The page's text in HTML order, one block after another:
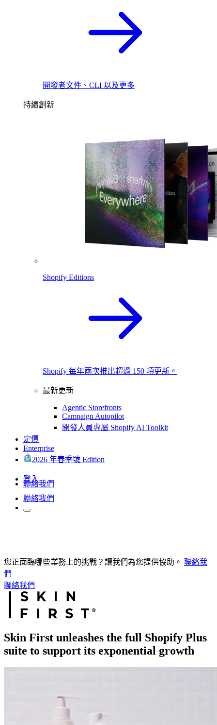
開發者文件、CLI 以及更多
持續創新
Shopify Editions
Shopify 每年兩次推出超過 150 項更新。
最新更新
Agentic Storefronts
Campaign Autopilot
開發人員專屬 Shopify AI Toolkit
定價
Enterprise
2026 年春季號 Edition
登入
聯絡我們
聯絡我們
您正面臨哪些業務上的挑戰？讓我們為您提供協助。 聯絡我
們
聯絡我們
Skin First unleashes the full Shopify Plus
suite to support its exponential growth